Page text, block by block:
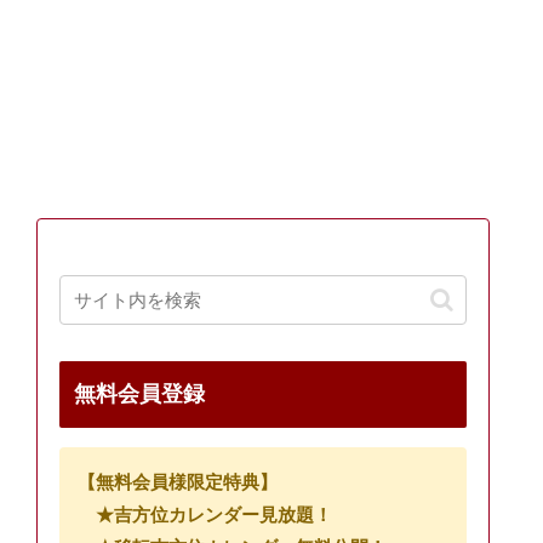
無料会員登録
【無料会員様限定特典】
★吉方位カレンダー見放題！